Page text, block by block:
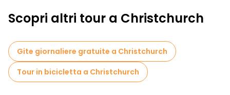
Scopri altri tour a Christchurch
Gite giornaliere gratuite a Christchurch
Tour in bicicletta a Christchurch